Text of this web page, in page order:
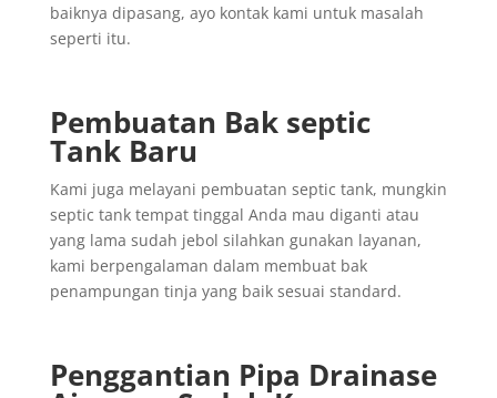
baiknya dipasang, ayo kontak kami untuk masalah
seperti itu.
Pembuatan Bak septic
Tank Baru
Kami juga melayani pembuatan septic tank, mungkin
septic tank tempat tinggal Anda mau diganti atau
yang lama sudah jebol silahkan gunakan layanan,
kami berpengalaman dalam membuat bak
penampungan tinja yang baik sesuai standard.
Penggantian Pipa Drainase